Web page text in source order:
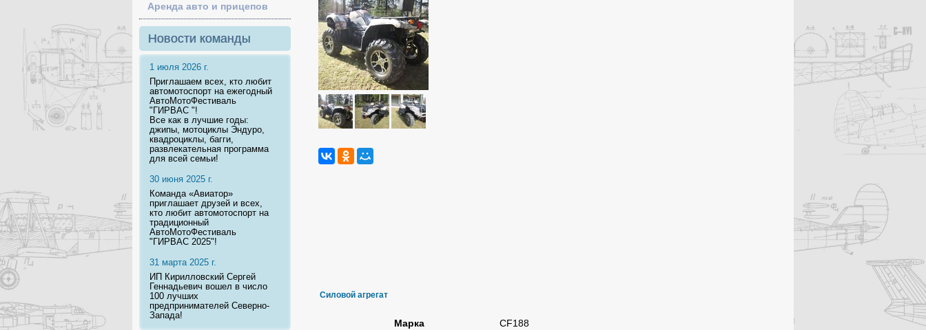
Аренда авто и прицепов
Новости команды
1 июля 2026 г.
Приглашаем всех, кто любит
автомотоспорт на ежегодный
АвтоМотоФестиваль
"ГИРВАС "!
Все как в лучшие годы:
джипы, мотоциклы Эндуро,
квадроциклы, багги,
развлекательная программа
для всей семьи!
30 июня 2025 г.
Команда «Авиатор»
приглашает друзей и всех,
кто любит автомотоспорт на
традиционный
АвтоМотоФестиваль
"ГИРВАС 2025"!
31 марта 2025 г.
ИП Кирилловский Сергей
Геннадьевич вошел в число
100 лучших
предпринимателей Северно-
Запада!
Силовой агрегат
Марка CF188